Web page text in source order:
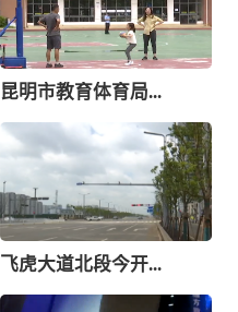
昆明市教育体育局...
飞虎大道北段今开...